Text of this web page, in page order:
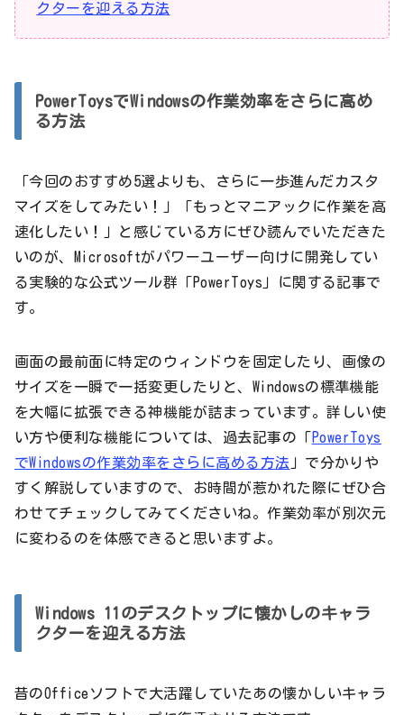
クターを迎える方法
PowerToysでWindowsの作業効率をさらに高め
る方法
「今回のおすすめ5選よりも、さらに一歩進んだカスタ
マイズをしてみたい！」「もっとマニアックに作業を高
速化したい！」と感じている方にぜひ読んでいただきた
いのが、Microsoftがパワーユーザー向けに開発してい
る実験的な公式ツール群「PowerToys」に関する記事で
す。
画面の最前面に特定のウィンドウを固定したり、画像の
サイズを一瞬で一括変更したりと、Windowsの標準機能
を大幅に拡張できる神機能が詰まっています。詳しい使
い方や便利な機能については、過去記事の「 PowerToys
でWindowsの作業効率をさらに高める方法 」で分かりや
すく解説していますので、お時間が惹かれた際にぜひ合
わせてチェックしてみてくださいね。作業効率が別次元
に変わるのを体感できると思いますよ。
Windows 11のデスクトップに懐かしのキャラ
クターを迎える方法
昔のOfficeソフトで大活躍していたあの懐かしいキャラ